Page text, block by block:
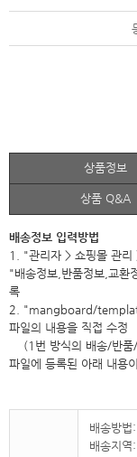
상품정보
상품 Q&A
배송정보 입력방법
1. "관리자 > 쇼핑몰 관
"배송정보,반품정보,교환
록
2. "mangboard/
파일의 내용을 직접 수정
(1번 방식의 배송/반품
파일에 등록된 아래 내용
배송방법
배송지역